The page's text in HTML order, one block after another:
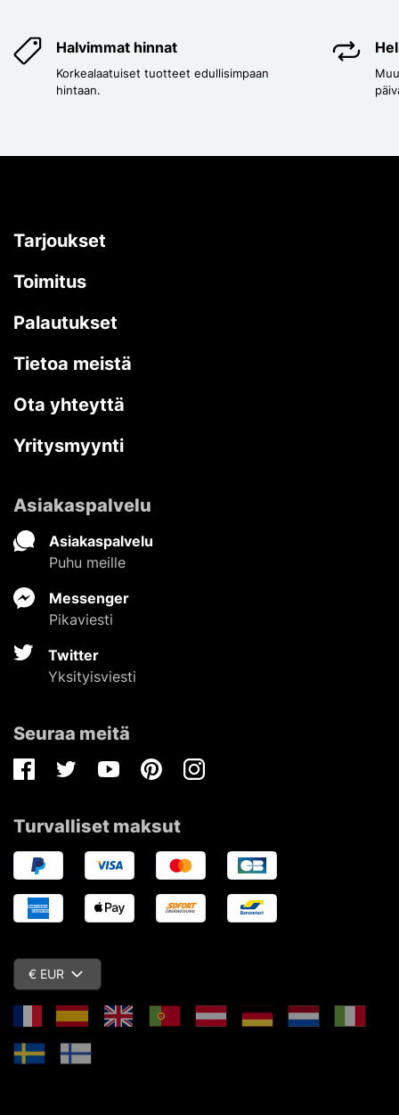
Halvimmat hinnat
Korkealaatuiset tuotteet edullisimpaan
hintaan.
Tarjoukset
Toimitus
Palautukset
Tietoa meistä
Ota yhteyttä
Yritysmyynti
Asiakaspalvelu
Asiakaspalvelu
Puhu meille
Messenger
Pikaviesti
Twitter
Yksityisviesti
Seuraa meitä
FacebookTwitterYoutubePinterestInstagram
Turvalliset maksut
€ EUR